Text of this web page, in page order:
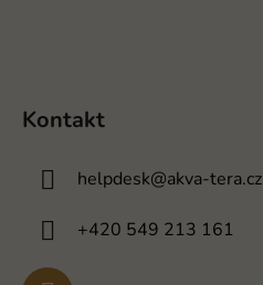
Kontakt
helpdesk@akva-tera.cz
+420 549 213 161